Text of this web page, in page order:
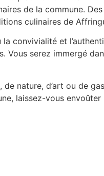
de la commune.
culinaires de
convivialité et
serez immergé
de nature, d’art ou de
laissez-vous